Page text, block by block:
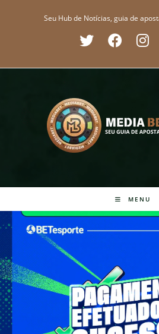
Seu Hub de Notícias, guia de
MENU